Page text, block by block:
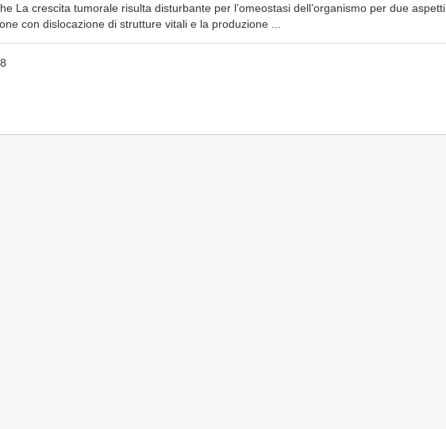
La crescita tumorale risulta disturbante per l’omeostasi dell’organismo per due aspetti
con dislocazione di strutture vitali e la produzione ...